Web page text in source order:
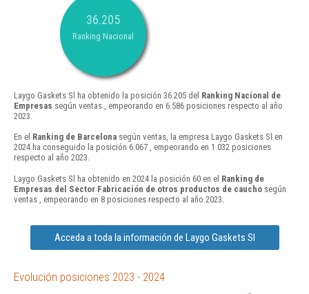
36.205
Ranking Nacional
Laygo Gaskets Sl ha obtenido la posición 36.205 del Ranking Nacional de
Empresas según ventas , empeorando en 6.586 posiciones respecto al año
2023.
En el Ranking de Barcelona según ventas, la empresa Laygo Gaskets Sl en
2024 ha conseguido la posición 6.067 , empeorando en 1.032 posiciones
respecto al año 2023.
Laygo Gaskets Sl ha obtenido en 2024 la posición 60 en el Ranking de
Empresas del Sector Fabricación de otros productos de caucho según
ventas , empeorando en 8 posiciones respecto al año 2023.
Acceda a toda la información de Laygo Gaskets Sl
Evolución posiciones 2023 - 2024